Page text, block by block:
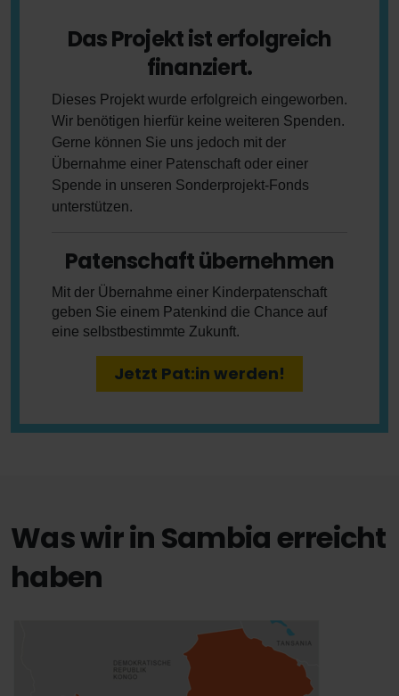
Das Projekt ist erfolgreich
finanziert.
Dieses Projekt wurde erfolgreich eingeworben.
Wir benötigen hierfür keine weiteren Spenden.
Gerne können Sie uns jedoch mit der
Übernahme einer Patenschaft oder einer
Spende in unseren Sonderprojekt-Fonds
unterstützen.
Patenschaft übernehmen
Mit der Übernahme einer Kinderpatenschaft
geben Sie einem Patenkind die Chance auf
eine selbstbestimmte Zukunft.
Jetzt Pat:in werden!
Was wir in Sambia erreicht
haben